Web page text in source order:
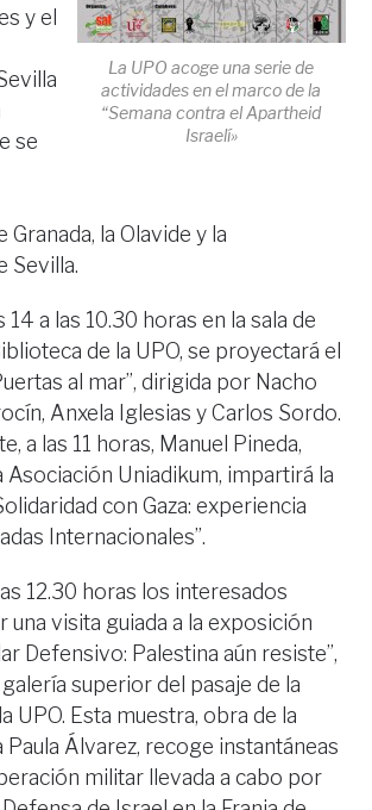
La UPO acoge una serie de
actividades en el marco de la
“Semana contra el Apartheid
Israelí»
y el
se
Granada, la Olavide y la
Sevilla.
14 a las 10.30 horas en la sala de
de la UPO, se proyectará el
al mar”, dirigida por Nacho
Anxela Iglesias y Carlos Sordo.
a las 11 horas, Manuel Pineda,
Uniadikum, impartirá la
con Gaza: experiencia
Internacionales”.
12.30 horas los interesados
una visita guiada a la exposición
Defensivo: Palestina aún resiste”,
superior del pasaje de la
UPO. Esta muestra, obra de la
Álvarez, recoge instantáneas
militar llevada a cabo por